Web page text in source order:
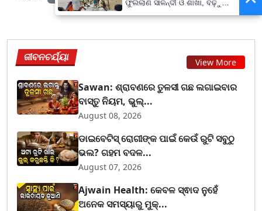
ଜୀବନଚର୍ଯ୍ୟା View More
Sawan: ଶ୍ରାବଣରେ ତୁଳସୀ ଗଛ ଲଗାଇବାର
ବାସ୍ତୁ ନିୟମ, ଭୁଲ୍...
August 08, 2026
ଡାଇବେଟିସ୍ ରୋଗୀଙ୍କ ପାଇଁ କେଉଁ ରୁଟି ସବୁଠୁ
ଭଲ? ଗହମ ବଦଳ...
August 07, 2026
Ajwain Health: କେବଳ ସ୍ଵାଦ ନୁହେଁ
ଅନେକ ସମସ୍ୟାରୁ ମୁକ୍...
ଫୁଲିଲାଣି ସାଳନ୍ଦୀ ଓ ଶାଖା, ବଢ଼ୁଛି
ବନ୍ୟା ଭୟ